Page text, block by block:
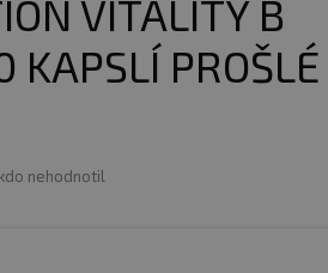
VITALITY B
KAPSLÍ
nehodnotil